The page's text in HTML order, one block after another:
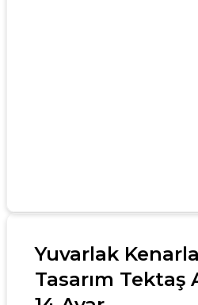
Yuvarlak
Tasarım Tektaş